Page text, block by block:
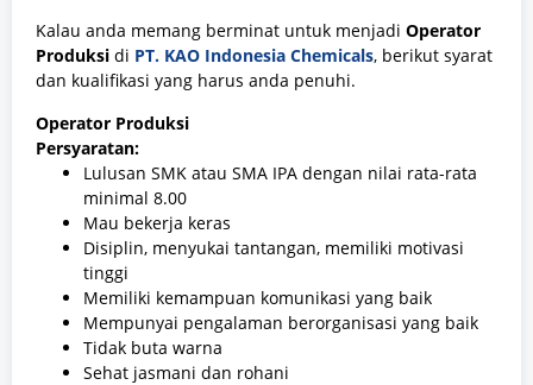
Kalau anda memang berminat untuk menjadi Operator
Produksi di PT. KAO Indonesia Chemicals, berikut syarat
dan kualifikasi yang harus anda penuhi.
Operator Produksi
Persyaratan:
Lulusan SMK atau SMA IPA dengan nilai rata-rata
minimal 8.00
Mau bekerja keras
Disiplin, menyukai tantangan, memiliki motivasi
tinggi
Memiliki kemampuan komunikasi yang baik
Mempunyai pengalaman berorganisasi yang baik
Tidak buta warna
Sehat jasmani dan rohani